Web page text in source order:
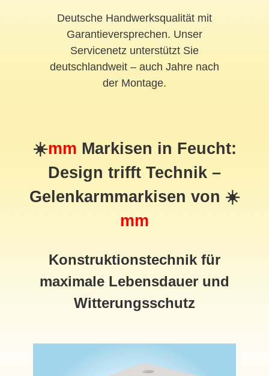
Deutsche Handwerksqualität mit
Garantieversprechen. Unser
Servicenetz unterstützt Sie
deutschlandweit – auch Jahre nach
der Montage.
☀️mm Markisen in Feucht:
Design trifft Technik –
Gelenkarmmarkisen von ☀️
mm
Konstruktionstechnik für
maximale Lebensdauer und
Witterungsschutz